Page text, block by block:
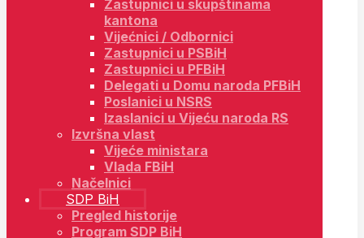
Zastupnici u skupštinama
kantona
Vijećnici / Odbornici
Zastupnici u PSBiH
Zastupnici u PFBiH
Delegati u Domu naroda PFBiH
Poslanici u NSRS
Izaslanici u Vijeću naroda RS
Izvršna vlast
Vijeće ministara
Vlada FBiH
Načelnici
SDP BiH
Pregled historije
Program SDP BiH